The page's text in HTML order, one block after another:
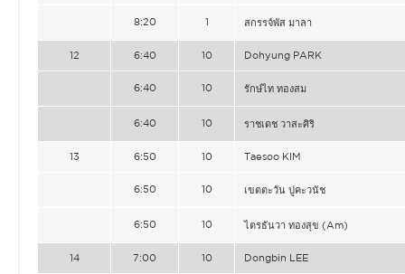
8:20 1 สกรรจ์พัส มาลา
12 6:40 10 Dohyung PARK
6:40 10 รักษ์ไท ทองสม
6:40 10 ราชเดช วาสะศิริ
13 6:50 10 Taesoo KIM
6:50 10 เขตตะวัน ปูคะวนัช
6:50 10 ไตรธันวา ทองสุข (Am)
14 7:00 10 Dongbin LEE